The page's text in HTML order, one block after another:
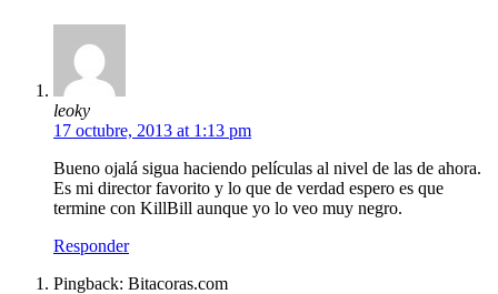
leoky
17 octubre, 2013 at 1:13 pm
Bueno ojalá sigua haciendo películas al nivel de las de ahora.
Es mi director favorito y lo que de verdad espero es que
termine con KillBill aunque yo lo veo muy negro.
Responder
Pingback: Bitacoras.com